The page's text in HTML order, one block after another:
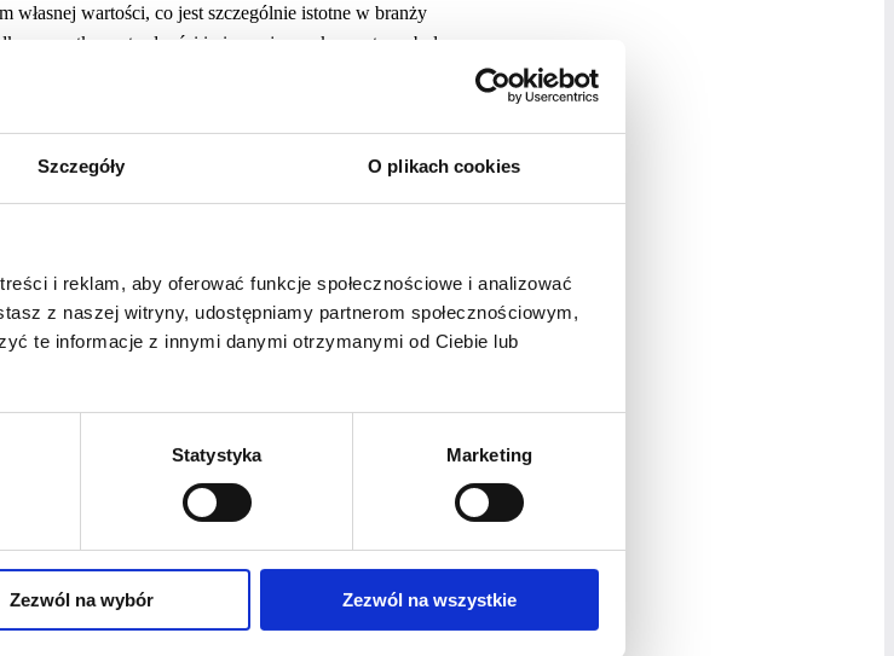
Szczegóły O plikach cookies
i reklam, aby oferować funkcje społecznościowe i analizować
z naszej witryny, udostępniamy partnerom społecznościowym,
te informacje z innymi danymi otrzymanymi od Ciebie lub
Statystyka Marketing
Zezwól na wybór Zezwól na wszystkie
własnej wartości, co jest szczególnie istotne w branży
początkowe trudności i nieprzyjemne komentarze były
w siebie i nie przejmować się nieuzasadnioną krytyką.
jeśli pierwsze próby nie będą idealne to doświadczenie,
online, spróbuj najpierw sprzedać coś prostszego, jak
robić skuteczne zdjęcia produktów i pisać
się rozwijać swój biznes na większą skalę.
do promocji swojego biznesu
to nie tylko pomocnicy, ale fundamenty naszej
platformach jak YouTube, Linkedin, fanpage
klientami i promocję firmy. Regularne live’y, zarówno solo,
zaufanie. W działaniach na mediach
tego, aby publikowane treści były nie tylko interesujące,
klientów w obszarze sprzedaży i obsługi jest moim
korzystamy ze sztucznej inteligencji oraz różnych
i ulepszania działań, aby jeszcze lepiej służyć
które miały wpływ na Twój biznes? Jeśli tak, jakie